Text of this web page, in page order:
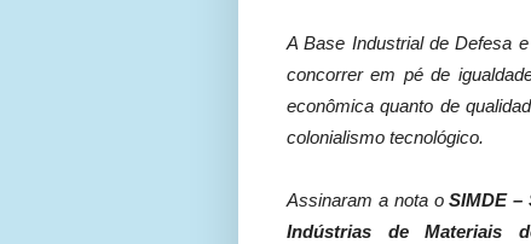
A Base Industrial de Defesa
concorrer em pé de
econômica quanto de
colonialismo tecnológico.
Assinaram a nota o SIMDE –
Indústrias de Materiais